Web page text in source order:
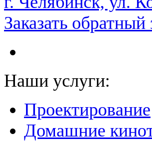
Заказать обратный
Наши услуги:
Проектирование
Домашние